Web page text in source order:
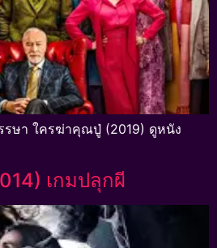
รษา ใครฆ่าคุณปู่ (2019) ดูหนัง
เกมปลุกผี